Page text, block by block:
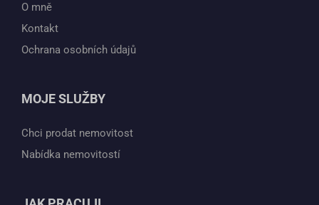
O mně
Kontakt
Ochrana osobních údajů
MOJE SLUŽBY
Chci prodat nemovitost
Nabídka nemovitostí